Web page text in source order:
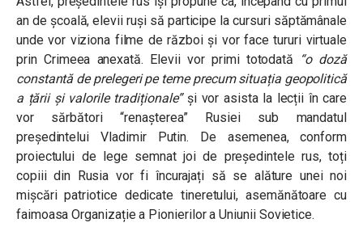
an de școală, elevii ruși să participe la cursuri săptămânale
unde vor viziona filme de război și vor face tururi virtuale
prin Crimeea anexată. Elevii vor primi totodată
“o doză
constantă de prelegeri pe teme precum situația geopolitică
a țării și valorile tradiționale”și vor asista la lecții în care
vor sărbători “renașterea” Rusiei sub mandatul
președintelui Vladimir Putin. De asemenea, conform
proiectului de lege semnat joi de președintele rus, toți
copiii din Rusia vor fi încurajați să se alăture unei noi
mișcări patriotice dedicate tineretului, asemănătoare cu
faimoasa Organizație a Pionierilor a Uniunii Sovietice.